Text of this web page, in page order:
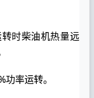
时柴油机热量远
率运转。